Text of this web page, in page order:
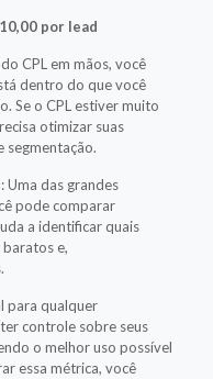
por lead
CPL em mãos, você
dentro do que você
Se o CPL estiver muito
otimizar suas
segmentação.
: Uma das grandes
pode comparar
a identificar quais
e,
para qualquer
controle sobre seus
o melhor uso possível
essa métrica, você